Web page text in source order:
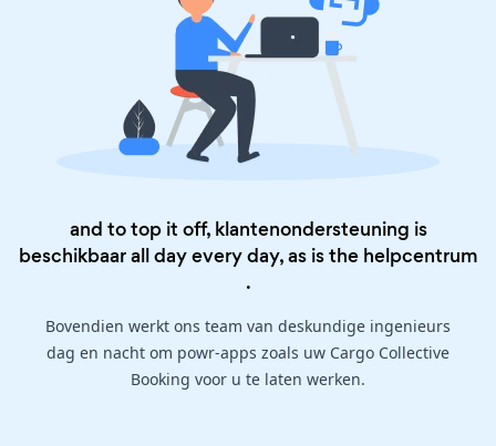
and to top it off, klantenondersteuning is
beschikbaar all day every day, as is the helpcentrum
.
Bovendien werkt ons team van deskundige ingenieurs
dag en nacht om powr-apps zoals uw Cargo Collective
Booking voor u te laten werken.